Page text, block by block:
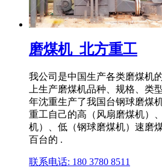
磨煤机_北方重工
我公司是中国生产各类磨煤机
上生产磨煤机品种、规格、类
年沈重生产了我国台钢球磨煤
重工自己的高（风扇磨煤机）
机）、低（钢球磨煤机）速磨
百台的 .
联系电话: 180 3780 8511